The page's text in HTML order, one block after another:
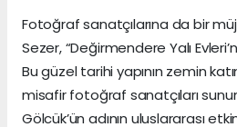
Fotoğraf sanatçılarına da bir
Sezer, “Değirmendere Yalı
Bu güzel tarihi yapının zemin
misafir fotoğraf sanatçıları
Gölcük’ün adının uluslararası